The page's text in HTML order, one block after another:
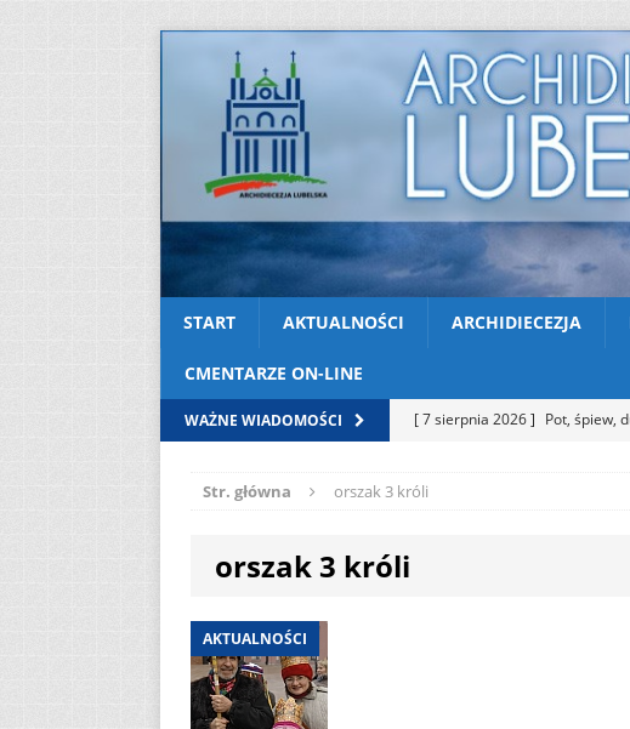
START AKTUALNOŚCI ARCHIDIECEZJA
CMENTARZE ON-LINE
WAŻNE WIADOMOŚCI [ 7 sierpnia 2026 ] Pot, śpiew,
[ 6 sierpnia 2026 ]
Str. główna orszak 3 króli
orszak 3 króli
AKTUALNOŚCI